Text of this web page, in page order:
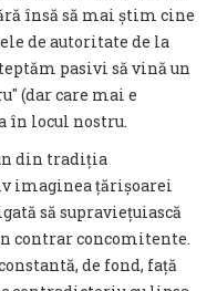
însă să mai știm cine
de autoritate de la
pasivi să vină un
(dar care mai e
în locul nostru.
din tradiția
imaginea țărișoarei
să supraviețuiască
contrar concomitente.
de fond, față